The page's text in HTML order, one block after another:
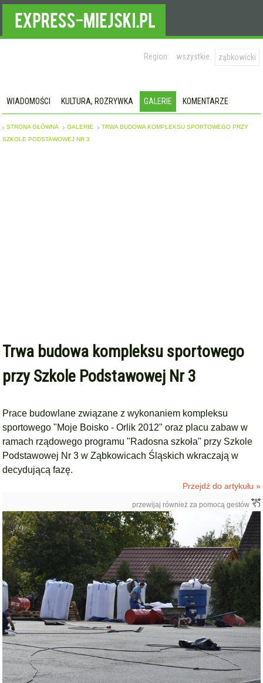
Region: wszystkie ząbkowicki
WIADOMOŚCI KULTURA, ROZRYWKA GALERIE KOMENTARZE
STRONA GŁÓWNA GALERIE
TRWA BUDOWA KOMPLEKSU SPORTOWEGO PRZY
SZKOLE PODSTAWOWEJ NR 3
Trwa budowa kompleksu sportowego
przy Szkole Podstawowej Nr 3
Prace budowlane związane z wykonaniem kompleksu
sportowego "Moje Boisko - Orlik 2012" oraz placu zabaw w
ramach rządowego programu "Radosna szkoła" przy Szkole
Podstawowej Nr 3 w Ząbkowicach Śląskich wkraczają w
decydującą fazę.
Przejdź do artykułu »
przewijaj również za pomocą gestów